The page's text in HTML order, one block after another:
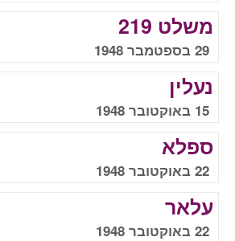
משלט 219
29 בספטמבר 1948
נעלין
15 באוקטובר 1948
ספלא
22 באוקטובר 1948
עלאר
22 באוקטובר 1948